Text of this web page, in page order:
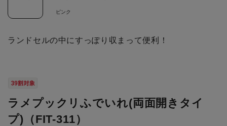
ピンク
ランドセルの中にすっぽり収まって便利！
ラメプックリふでいれ(両面開きタイ
プ)（FIT-311）